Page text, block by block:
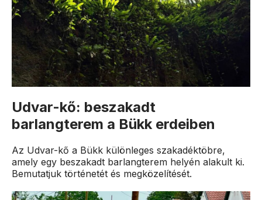
Udvar-kő: beszakadt
barlangterem a Bükk erdeiben
Az Udvar-kő a Bükk különleges szakadéktöbre,
amely egy beszakadt barlangterem helyén alakult ki.
Bemutatjuk történetét és megközelítését.